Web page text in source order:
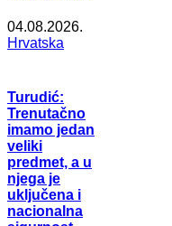
04.08.2026.
Hrvatska
Turudić:
Trenutačno
imamo jedan
veliki
predmet, a u
njega je
uključena i
nacionalna